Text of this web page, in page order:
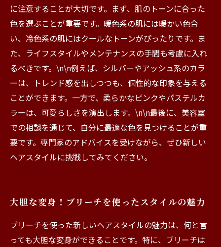
に注意することが大切です。まず、肌のトーンに合った
色を選ぶことが重要です。暖色系の肌には暖かい色合
い、冷色系の肌にはクールなトーンがぴったりです。ま
た、ライフスタイルやメンテナンスの手間も考慮に入れ
るべきです。\n\n例えば、シルバーやアッシュ系のカラ
ーは、トレンド感を出しつつも、個性的な印象を与える
ことができます。一方で、柔らかなピンクやパステルカ
ラーは、可愛らしさを演出します。\n\n最後に、美容室
での相談を通じて、自分に最適な色を見つけることが重
要です。専門家のアドバイスを受けながら、ぜひ新しい
ヘアスタイルに挑戦してみてください。
大胆な変身！ブリーチを使ったスタイルの魅力
ブリーチを使った新しいヘアスタイルの魅力は、何と言
っても大胆な変身ができることです。特に、ブリーチは